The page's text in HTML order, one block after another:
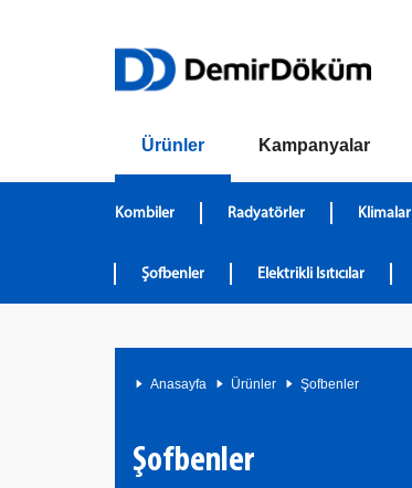
Ürünler
Kombiler Radyatörler Klimalar
Şofbenler Elektrikli Isıtıcılar
Kampanyalar
Anasayfa Ürünler Şofbenler
Şofbenler